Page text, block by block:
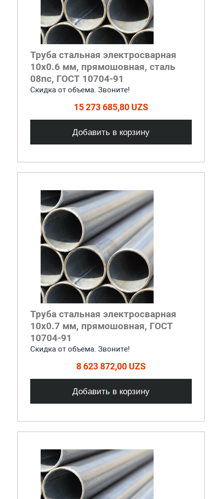
Труба стальная электросварная
10x0.6 мм, прямошовная, сталь
08пс, ГОСТ 10704-91
Скидка от объема. Звоните!
15 273 685,80 UZS
Добавить в корзину
Труба стальная электросварная
10x0.7 мм, прямошовная, ГОСТ
10704-91
Скидка от объема. Звоните!
8 623 872,00 UZS
Добавить в корзину